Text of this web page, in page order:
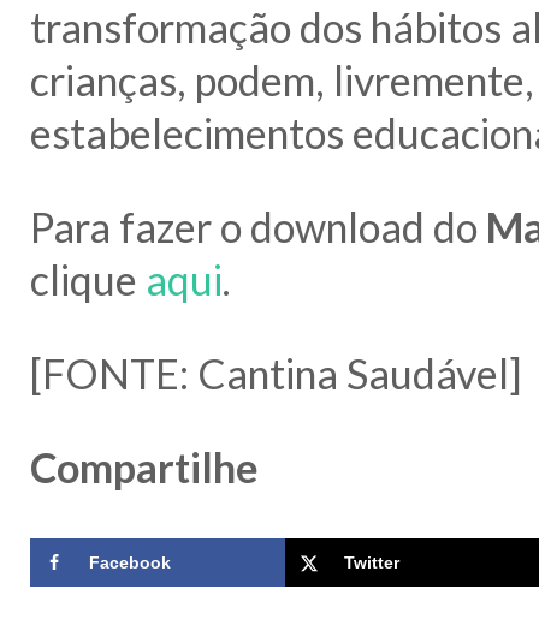
transformação dos hábitos
crianças, podem,
estabelecimentos
Para fazer o download do
clique aqui.
[FONTE: Cantina Saudável]
Compartilhe
Facebook Twitter